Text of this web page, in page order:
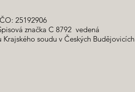
25192906
značka C 8792 vedená
Krajského soudu v Českých Budějovicích